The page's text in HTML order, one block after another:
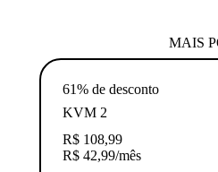
MAIS
61% de desconto
KVM 2
R$ 108,99
R$ 42,99/mês